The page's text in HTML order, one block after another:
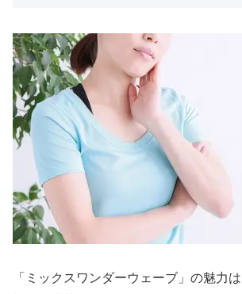
「ミックスワンダーウェーブ」の魅力